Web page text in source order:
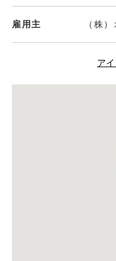
雇用主 （株
ア